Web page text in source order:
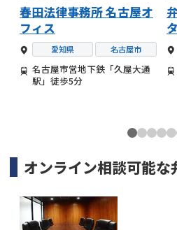
春田法律事務所 名古屋オ
フィス
愛知県 名古屋市
名古屋市営地下鉄「久屋大通
駅」徒歩5分
オンライン相談可能な